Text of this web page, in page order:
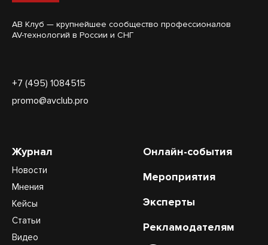
АВ Клуб — крупнейшее сообщество профессионалов
AV-технологий в России и СНГ
+7 (495) 1084515
promo@avclub.pro
Журнал
Новости
Мнения
Кейсы
Статьи
Видео
Онлайн-события
Мероприятия
Эксперты
Рекламодателям